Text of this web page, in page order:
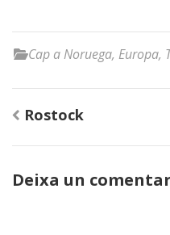
Cap a Noruega, Europa,
Navegació
Rostock
Deixa un